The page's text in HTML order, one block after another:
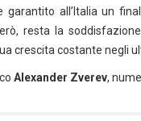
all’Italia un
resta la
crescita costante negli
Alexander Zverev,